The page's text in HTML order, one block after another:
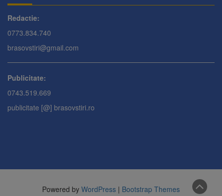
Redactie:
0773.834.740
brasovstiri@gmail.com
Publicitate:
0743.519.669
publicitate [@] brasovstiri.ro
Powered by WordPress | Bootstrap Themes